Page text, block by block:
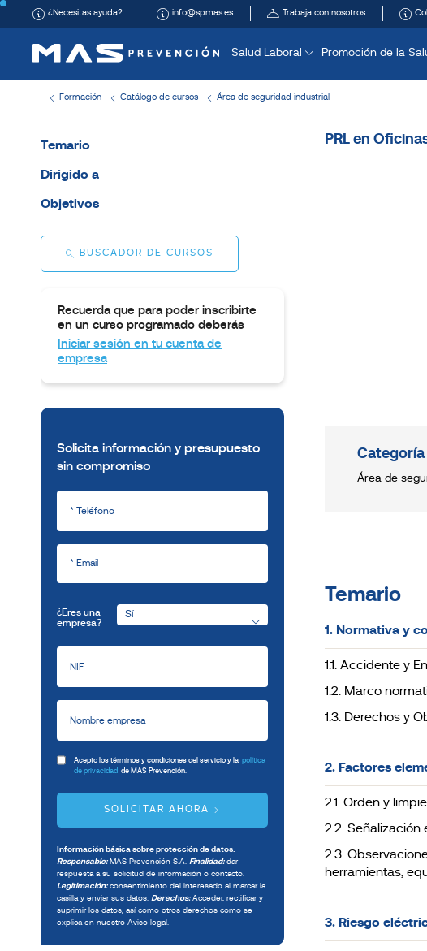
¿Necesitas ayuda? info@spmas.es Trabaja con nosotros
Salud Laboral Promoción de la
Formación Catálogo de cursos Área de seguridad industrial
Temario
Dirigido a
Objetivos
BUSCADOR DE CURSOS
Recuerda que para poder inscribirte
en un curso programado deberás
Iniciar sesión en tu cuenta de
empresa
Solicita información y presupuesto
sin compromiso
¿Eres una
empresa?
Acepto los términos y condiciones del servicio y la política
de privacidad de MAS Prevención.
SOLICITAR AHORA
Información básica sobre protección de datos.
Responsable: MAS Prevención S.A. Finalidad: dar
respuesta a su solicitud de información o contacto.
Legitimación: consentimiento del interesado al marcar la
casilla y enviar sus datos. Derechos: Acceder, rectificar y
suprimir los datos, así como otros derechos como se
explica en nuestro Aviso legal.
PRL en
Categoría
Área de
Temario
1. Normativa y
1.1. Accidente y
1.2. Marco
1.3. Derechos y
2. Factores
2.1. Orden y
2.2. Señalización
2.3.
herramientas,
3. Riesgo